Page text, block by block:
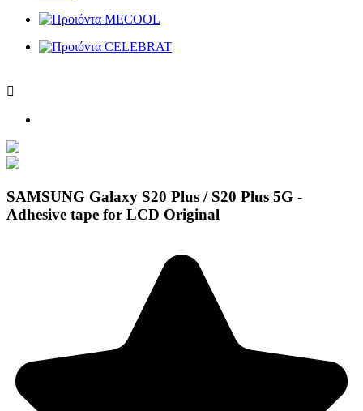

SAMSUNG Galaxy S20 Plus / S20 Plus 5G -
Adhesive tape for LCD Original